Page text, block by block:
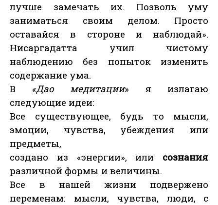
лучше замечать их. Позволь уму
заниматься своим делом. Просто
оставайся в стороне и наблюдай».
Нисаргадатта учил чистому
наблюдению без попыток изменить
содержание ума.
В «Дао медитации» я излагаю
следующие идеи:
Все существующее, будь то мысли,
эмоции, чувства, убеждения или
предметы,
создано из «энергии», или сознания
различной формы и величины.
Все в нашей жизни подвержено
переменам: мысли, чувства, люди, с